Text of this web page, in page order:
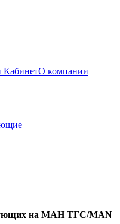
О компании
на МАН ТГC/MAN